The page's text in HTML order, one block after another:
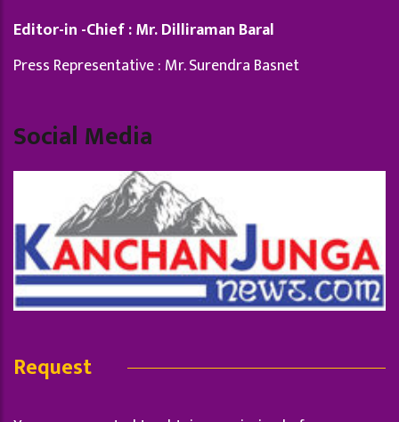
Editor-in -Chief : Mr. Dilliraman Baral
Press Representative : Mr. Surendra Basnet
Social Media
Request